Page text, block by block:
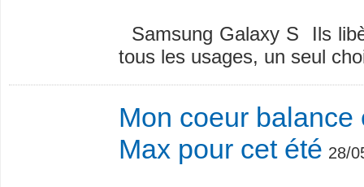
Samsung Galaxy S Ils
tous les usages, un seul
Mon coeur
Max pour cet été 28/